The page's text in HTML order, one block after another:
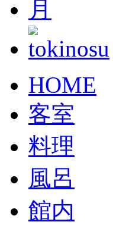
HOME
客室
料理
風呂
館内